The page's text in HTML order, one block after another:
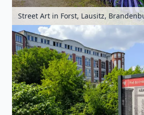
Street Art in Forst, Lausitz,